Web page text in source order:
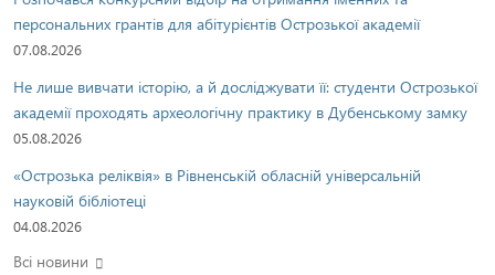
персональних грантів для абітурієнтів Острозької академії
07.08.2026
Не лише вивчати історію, а й досліджувати її: студенти Острозької
академії проходять археологічну практику в Дубенському замку
05.08.2026
«Острозька реліквія» в Рівненській обласній універсальній
науковій бібліотеці
04.08.2026
Всі новини